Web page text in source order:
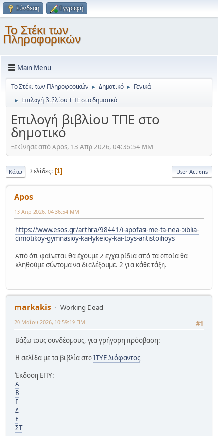
Σύνδεση Εγγραφή
Το Στέκι των
Πληροφορικών
Main Menu
Το Στέκι των Πληροφορικών ► Δημοτικό ► Γενικά
► Επιλογή βιβλίου ΤΠΕ στο δημοτικό
Επιλογή βιβλίου ΤΠΕ στο
δημοτικό
Ξεκίνησε από Apos, 13 Απρ 2026, 04:36:54 ΜΜ
Κάτω Σελίδες 1 User Actions
Apos
13 Απρ 2026, 04:36:54 ΜΜ
https://www.esos.gr/arthra/98441/i-apofasi-me-ta-nea-biblia-
dimotikoy-gymnasioy-kai-lykeioy-kai-toys-antistoihoys
Από ότι φαίνεται θα έχουμε 2 εγχειρίδια από τα οποία θα
κληθούμε σύντομα να διαλέξουμε. 2 για κάθε τάξη.
markakis
Working Dead
#1
20 Μαΐου 2026, 10:59:19 ΠΜ
Βάζω τους συνδέσμους, για γρήγορη πρόσβαση:
Η σελίδα με τα βιβλία στοΙΤΥΕ Διόφαντος
Έκδοση ΕΠΥ:
Α
Β
Γ
Δ
Ε
ΣΤ